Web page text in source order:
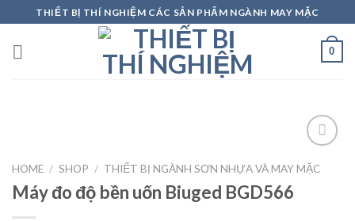
to
content
THIẾT BỊ THÍ NGHIỆM CÁC SẢN PHẨM NGÀNH MAY MẶC
0
HOME / SHOP / THIẾT BỊ NGÀNH SƠN NHỰA VÀ MAY MẶC
Máy đo độ bền uốn Biuged BGD566